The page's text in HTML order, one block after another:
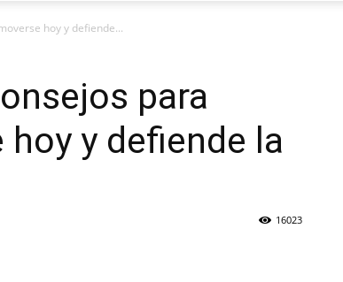
hoy y defiende...
para
y defiende la
16023